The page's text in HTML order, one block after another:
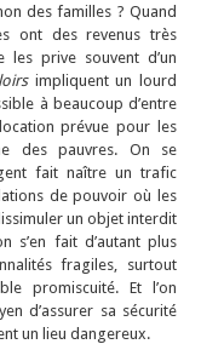
des familles ? Quand
ont des revenus très
prive souvent d’un
impliquent un lourd
à beaucoup d’entre
prévue pour les
des pauvres. On se
fait naître un trafic
de pouvoir où les
un objet interdit
s’en fait d’autant plus
fragiles, surtout
promiscuité. Et l’on
d’assurer sa sécurité
un lieu dangereux.